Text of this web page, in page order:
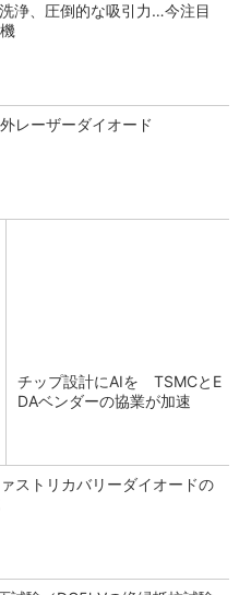
浄、圧倒的な吸引力…今注目
レーザーダイオード
チップ設計にAIを TSMCとE
DAベンダーの協業が加速
ストリカバリーダイオードの